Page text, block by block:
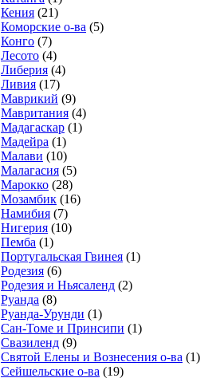
Кения (21)
Коморcкие о-ва (5)
Конго (7)
Лесото (4)
Либерия (4)
Ливия (17)
Маврикий (9)
Мавритания (4)
Мадагаскар (1)
Мадейра (1)
Малави (10)
Малагасия (5)
Марокко (28)
Мозамбик (16)
Намибия (7)
Нигерия (10)
Пемба (1)
Португальская Гвинея (1)
Родезия (6)
Родезия и Ньясаленд (2)
Руанда (8)
Руанда-Урунди (1)
Сан-Томе и Принсипи (1)
Свазиленд (9)
Святой Елены и Вознесения о-ва (1)
Сейшельские о-ва (19)